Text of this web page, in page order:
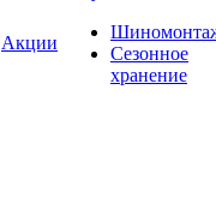
Акции
Сезонное
хранение